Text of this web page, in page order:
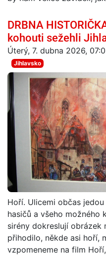
DRBNA
kohouti sežehli
Úterý, 7. dubna 2026,
Jihlavsko
Hoří. Ulicemi občas
hasičů a všeho možného
sirény dokreslují obrázek
přihodilo, někde asi hoří,
vzpomeneme na film